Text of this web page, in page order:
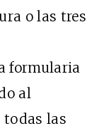
o las tres
formularia
al
todas las